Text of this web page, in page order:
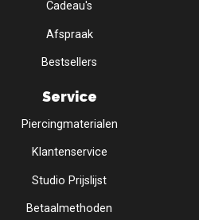
Cadeau's
Afspraak
Bestsellers
Service
Piercingmaterialen
Klantenservice
Studio Prijslijst
Betaalmethoden